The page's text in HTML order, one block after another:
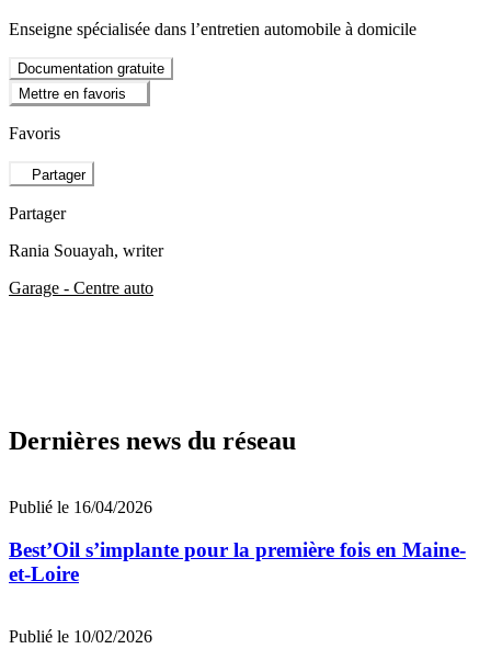
Enseigne spécialisée dans l’entretien automobile à domicile
Documentation gratuite
Mettre en favoris
Favoris
Partager
Partager
Rania Souayah, writer
Garage - Centre auto
Dernières news du réseau
Publié le 16/04/2026
Best’Oil s’implante pour la première fois en Maine-
et-Loire
Publié le 10/02/2026